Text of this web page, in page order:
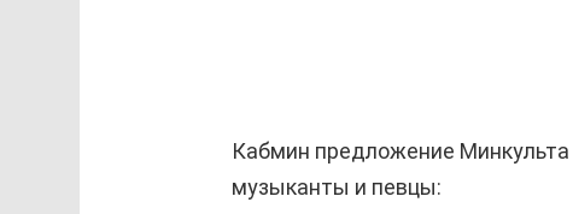
Кабмин предложение
музыканты и певцы: